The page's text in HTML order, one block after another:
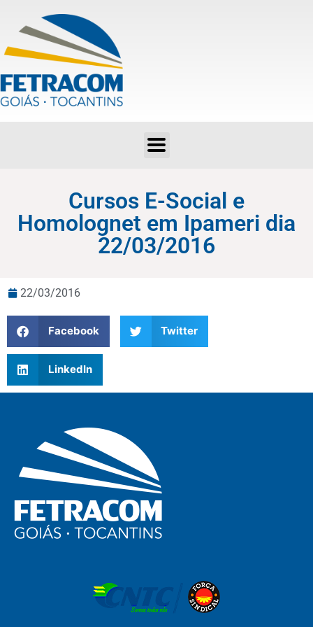
Cursos E-Social e
Homolognet em Ipameri dia
22/03/2016
22/03/2016
Facebook Twitter
LinkedIn